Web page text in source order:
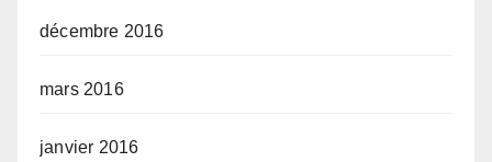
décembre 2016
mars 2016
janvier 2016